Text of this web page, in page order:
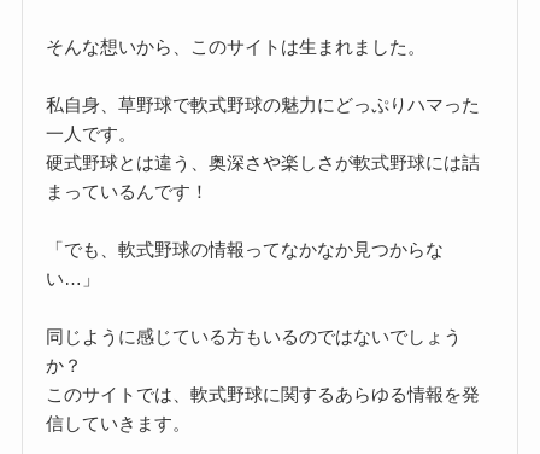
そんな想いから、このサイトは生まれました。
私自身、草野球で軟式野球の魅力にどっぷりハマった
一人です。
硬式野球とは違う、奥深さや楽しさが軟式野球には詰
まっているんです！
「でも、軟式野球の情報ってなかなか見つからな
い…」
同じように感じている方もいるのではないでしょう
か？
このサイトでは、軟式野球に関するあらゆる情報を発
信していきます。